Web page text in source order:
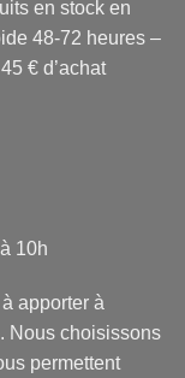
en stock en
48-72 heures –
€ d’achat
10h
apporter à
Nous choisissons
permettent